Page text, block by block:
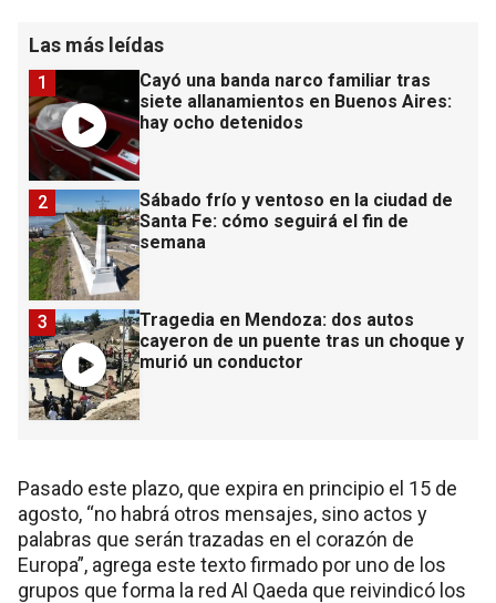
Las más leídas
Cayó una banda narco familiar tras
siete allanamientos en Buenos Aires:
hay ocho detenidos
1
Sábado frío y ventoso en la ciudad de
Santa Fe: cómo seguirá el fin de
semana
2
Tragedia en Mendoza: dos autos
cayeron de un puente tras un choque y
murió un conductor
3
Pasado este plazo, que expira en principio el 15 de
agosto, “no habrá otros mensajes, sino actos y
palabras que serán trazadas en el corazón de
Europa”, agrega este texto firmado por uno de los
grupos que forma la red Al Qaeda que reivindicó los